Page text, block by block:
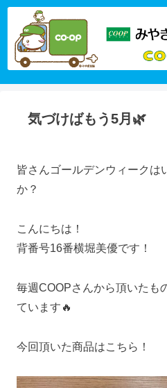
気づけばもう5月🌿
皆さんゴールデンウィークは
か？
こんにちは！
背番号16番横堀美優です！
毎週COOPさんから頂いたも
ています🔥
今回頂いた商品はこちら！